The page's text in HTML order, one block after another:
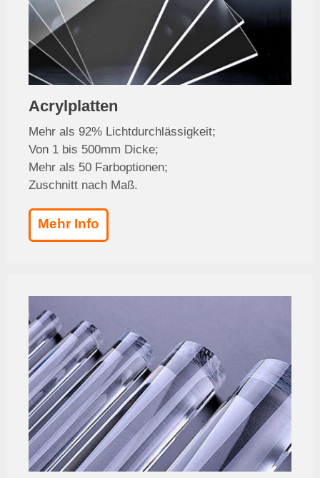
Acrylplatten
Mehr als 92% Lichtdurchlässigkeit;
Von 1 bis 500mm Dicke;
Mehr als 50 Farboptionen;
Zuschnitt nach Maß.
Mehr Info